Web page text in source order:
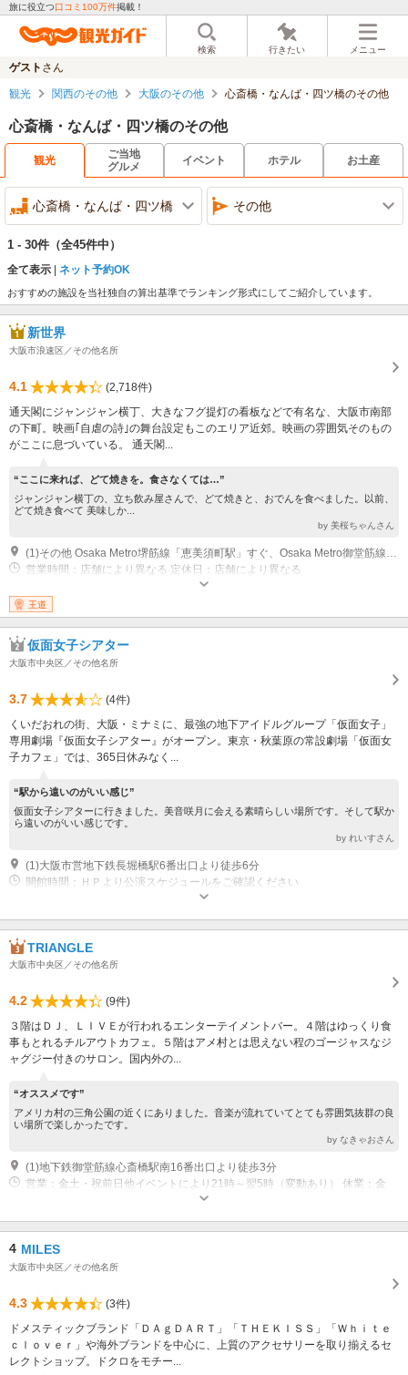
旅に役立つ口コミ100万件掲載！
検索 行きたい メニュー
ゲスト さん
観光 関西のその他 大阪のその他 心斎橋・なんば・四ツ橋のその他
心斎橋・なんば・四ツ橋のその他
観光
ご当地
グルメ
イベント ホテル お土産
心斎橋・なんば・四ツ橋 その他
1 - 30件 （全45件中）
全て表示 ネット予約OK
おすすめの施設を当社独自の算出基準でランキング形式にしてご紹介しています。
新世界
大阪市浪速区／その他名所
4.1
(2,718件)
通天閣にジャンジャン横丁、大きなフグ提灯の看板などで有名な、大阪市南部
の下町。映画｢自虐の詩｣の舞台設定もこのエリア近郊。映画の雰囲気そのもの
がここに息づいている。 通天閣...
“ここに来れば、どて焼きを。食さなくては…”
ジャンジャン横丁の、立ち飲み屋さんで、どて焼きと、おでんを食べました。以前、
どて焼き食べて 美味しか...
by 美桜ちゃんさん
営業時間：店舗により異なる 定休日：店舗により異なる
王道
仮面女子シアター
大阪市中央区／その他名所
3.7
(4件)
くいだおれの街、大阪・ミナミに、最強の地下アイドルグループ「仮面女子」
専用劇場『仮面女子シアター』がオープン。東京・秋葉原の常設劇場「仮面女
子カフェ」では、365日休みなく...
“駅から遠いのがいい感じ”
仮面女子シアターに行きました。美音咲月に会える素晴らしい場所です。そして駅か
ら遠いのがいい感じです。
by れいすさん
(1)大阪市営地下鉄長堀橋駅6番出口より徒歩6分
開館時間：ＨＰより公演スケジュールをご確認ください
TRIANGLE
大阪市中央区／その他名所
4.2
(9件)
３階はＤＪ、ＬＩＶＥが行われるエンターテイメントバー。４階はゆっくり食
事もとれるチルアウトカフェ。５階はアメ村とは思えない程のゴージャスなジ
ャグジー付きのサロン。国内外の...
“オススメです”
アメリカ村の三角公園の近くにありました。音楽が流れていてとても雰囲気抜群の良
い場所で楽しかったです。
by なきゃおさん
(1)地下鉄御堂筋線心斎橋駅南16番出口より徒歩3分
営業：金土・祝前日他イベントにより21時～翌5時（変動あり） 休業：金
土・祝前日、イベント開催日のみ営業
4 MILES
大阪市中央区／その他名所
4.3
(3件)
ドメスティックブランド「ＤＡｇＤＡＲＴ」「ＴＨＥＫＩＳＳ」「Ｗｈｉｔｅ
ｃｌｏｖｅｒ」や海外ブランドを中心に、上質のアクセサリーを取り揃えるセ
レクトショップ。ドクロをモチー...